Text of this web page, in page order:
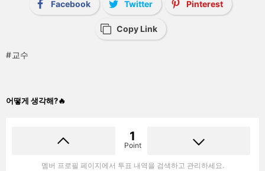
Facebook Twitter Pinterest
Copy Link
교수
어떻게 생각해?🔥
1
Point
멤버 프로필 페이지에서 투표 내역을 검색하고 관리하세요.